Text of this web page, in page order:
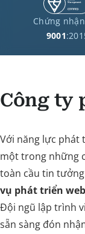
Chứng
9001
Công ty
Với năng lực phát
một trong những
toàn cầu tin
vụ phát triển
Đội ngũ lập trình
sẵn sàng đón